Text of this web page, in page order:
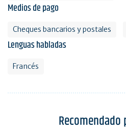
Medios de pago
Cheques bancarios y postales
Lenguas habladas
Francés
Recomendado